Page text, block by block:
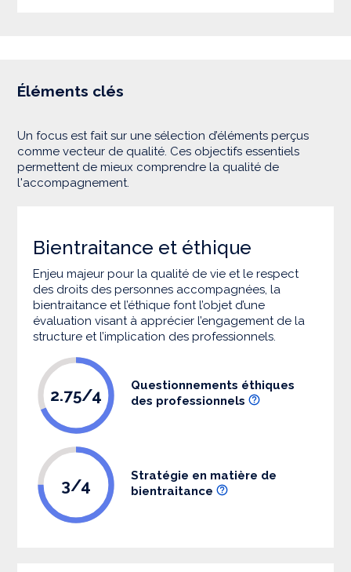
Éléments clés
Un focus est fait sur une sélection d’éléments perçus
comme vecteur de qualité. Ces objectifs essentiels
permettent de mieux comprendre la qualité de
l'accompagnement.
Bientraitance et éthique
Enjeu majeur pour la qualité de vie et le respect
des droits des personnes accompagnées, la
bientraitance et l’éthique font l’objet d’une
évaluation visant à apprécier l’engagement de la
structure et l’implication des professionnels.
2.75/4
Questionnements éthiques
des professionnels
3/4
Stratégie en matière de
bientraitance